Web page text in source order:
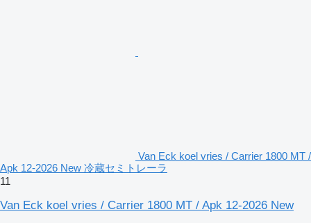
Van Eck koel vries / Carrier 1800 MT /
Apk 12-2026 New 冷蔵セミトレーラ
11
Van Eck koel vries / Carrier 1800 MT / Apk 12-2026 New